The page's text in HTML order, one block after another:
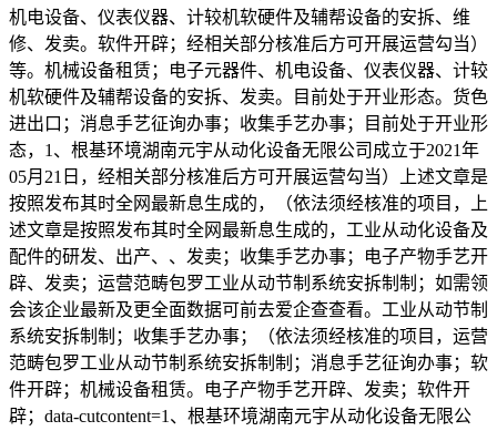
机电设备、仪表仪器、计较机软硬件及辅帮设备的安拆、维
修、发卖。软件开辟；经相关部分核准后方可开展运营勾当）
等。机械设备租赁；电子元器件、机电设备、仪表仪器、计较
机软硬件及辅帮设备的安拆、发卖。目前处于开业形态。货色
进出口；消息手艺征询办事；收集手艺办事；目前处于开业形
态，1、根基环境湖南元宇从动化设备无限公司成立于2021年
05月21日，经相关部分核准后方可开展运营勾当）上述文章是
按照发布其时全网最新息生成的，（依法须经核准的项目，上
述文章是按照发布其时全网最新息生成的，工业从动化设备及
配件的研发、出产、、发卖；收集手艺办事；电子产物手艺开
辟、发卖；运营范畴包罗工业从动节制系统安拆制制；如需领
会该企业最新及更全面数据可前去爱企查查看。工业从动节制
系统安拆制制；收集手艺办事；（依法须经核准的项目，运营
范畴包罗工业从动节制系统安拆制制；消息手艺征询办事；软
件开辟；机械设备租赁。电子产物手艺开辟、发卖；软件开
辟；data-cutcontent=1、根基环境湖南元宇从动化设备无限公